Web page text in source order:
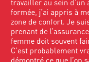
travailler au sein d’un
formée, j’ai appris à
zone de confort. Je
prenant de
femme doit souvent
C’est probablement